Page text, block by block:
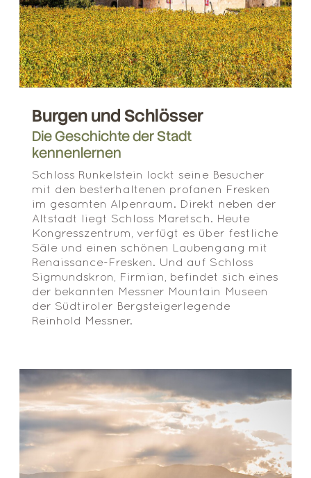
Burgen und Schlösser
Die Geschichte der Stadt
kennenlernen
Schloss Runkelstein lockt seine Besucher
mit den besterhaltenen profanen Fresken
im gesamten Alpenraum. Direkt neben der
Altstadt liegt Schloss Maretsch. Heute
Kongresszentrum, verfügt es über festliche
Säle und einen schönen Laubengang mit
Renaissance-Fresken. Und auf Schloss
Sigmundskron, Firmian, befindet sich eines
der bekannten Messner Mountain Museen
der Südtiroler Bergsteigerlegende
Reinhold Messner.